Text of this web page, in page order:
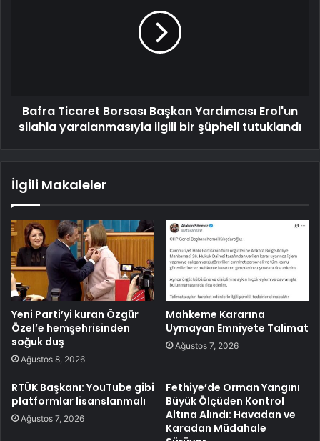
Bafra Ticaret Borsası Başkan Yardımcısı Erol'un
silahla yaralanmasıyla ilgili bir şüpheli tutuklandı
İlgili Makaleler
Yeni Parti’yi kuran Özgür
Özel’e hemşehrisinden
soğuk duş
Ağustos 8, 2026
Mahkeme Kararına
Uymayan Emniyete Talimat
Ağustos 7, 2026
RTÜK Başkanı: YouTube gibi
platformlar lisanslanmalı
Ağustos 7, 2026
Fethiye’de Orman Yangını
Büyük Ölçüden Kontrol
Altına Alındı: Havadan ve
Karadan Müdahale